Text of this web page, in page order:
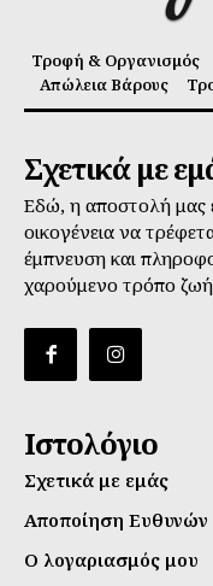
Τροφή & Οργανισμός
Απώλεια Βάρους
Σχετικά με
Εδώ, η αποστολή μας
οικογένεια να
έμπνευση και
χαρούμενο τρόπο
Ιστολόγιο
Σχετικά με εμάς
Αποποίηση Ευθυνών
Ο λογαριασμός μου